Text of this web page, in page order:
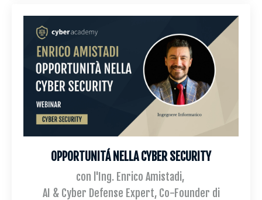
OPPORTUNITÁ NELLA CYBER SECURITY
con l'Ing. Enrico Amistadi,
AI & Cyber Defense Expert, Co-Founder di